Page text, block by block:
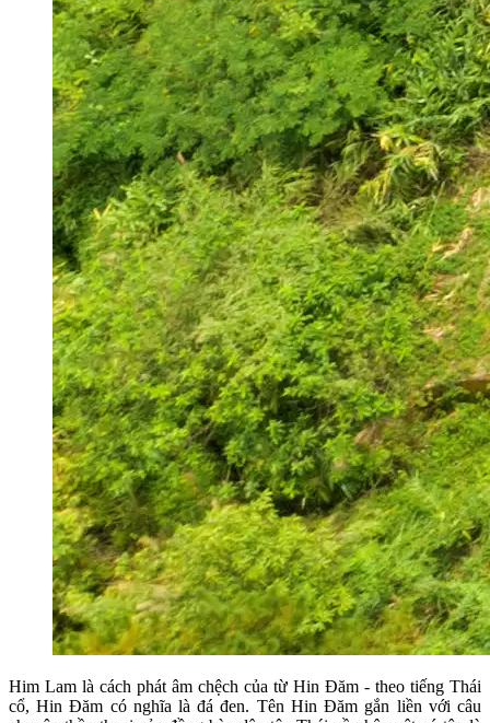
Him Lam là cách phát âm chệch của từ Hin Đăm - theo tiếng Thái
cổ, Hin Đăm có nghĩa là đá đen. Tên Hin Đăm gắn liền với câu